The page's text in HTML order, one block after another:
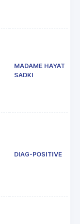
MADAME HAYAT
SADKI
DIAG-POSITIVE